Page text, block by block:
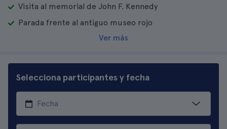
Visita al memorial de John F. Kennedy
Parada frente al antiguo museo rojo
Ver más
Selecciona participantes y fecha